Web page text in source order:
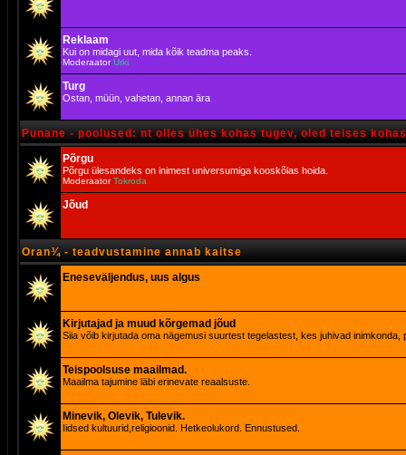
Reklaam
Kui on midagi uut, mida kõik teadma peaks.
ModeraatorUrki
Turg
Ostan, müün, vahetan, annan ära
Punane - poolused: nt olles ühes kohas tugev, oled teises
Põrgu
Põrgu ülesandeks on inimest universumiga kooskõlas hoida.
ModeraatorTokroda
Jõud
Oran¾ - teadvustamine annab kaitse
Eneseväljendus, uus algus
Kirjutajad ja muud kõrgemad jõud
Siia võib kirjutada oma nägemusi suurtest tegelastest, kes juhivad inimkonda,
Teispoolsuse maailmad.
Maailma tajumine läbi erinevate reaalsuste.
Minevik, Olevik, Tulevik.
Iidsed kultuurid,religioonid. Hetkeolukord. Ennustused.